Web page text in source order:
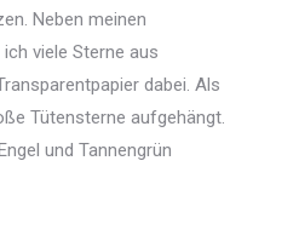
Neben meinen
viele Sterne aus
dabei. Als
Tütensterne aufgehängt.
und Tannengrün